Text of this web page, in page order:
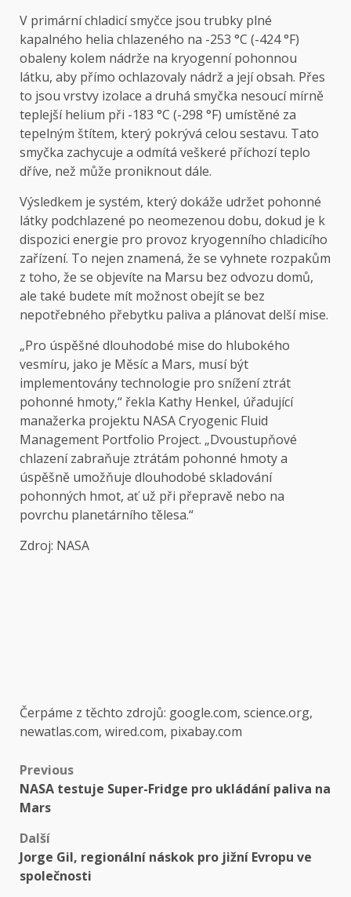
V primární chladicí smyčce jsou trubky plné
kapalného helia chlazeného na -253 °C (-424 °F)
obaleny kolem nádrže na kryogenní pohonnou
látku, aby přímo ochlazovaly nádrž a její obsah. Přes
to jsou vrstvy izolace a druhá smyčka nesoucí mírně
teplejší helium při -183 °C (-298 °F) umístěné za
tepelným štítem, který pokrývá celou sestavu. Tato
smyčka zachycuje a odmítá veškeré příchozí teplo
dříve, než může proniknout dále.
Výsledkem je systém, který dokáže udržet pohonné
látky podchlazené po neomezenou dobu, dokud je k
dispozici energie pro provoz kryogenního chladicího
zařízení. To nejen znamená, že se vyhnete rozpakům
z toho, že se objevíte na Marsu bez odvozu domů,
ale také budete mít možnost obejít se bez
nepotřebného přebytku paliva a plánovat delší mise.
„Pro úspěšné dlouhodobé mise do hlubokého
vesmíru, jako je Měsíc a Mars, musí být
implementovány technologie pro snížení ztrát
pohonné hmoty,“ řekla Kathy Henkel, úřadující
manažerka projektu NASA Cryogenic Fluid
Management Portfolio Project. „Dvoustupňové
chlazení zabraňuje ztrátám pohonné hmoty a
úspěšně umožňuje dlouhodobé skladování
pohonných hmot, ať už při přepravě nebo na
povrchu planetárního tělesa.“
Zdroj: NASA
Čerpáme z těchto zdrojů: google.com, science.org,
newatlas.com, wired.com, pixabay.com
Post
navigation
Previous
NASA testuje Super-Fridge pro ukládání paliva na
Mars
Další
Jorge Gil, regionální náskok pro jižní Evropu ve
společnosti